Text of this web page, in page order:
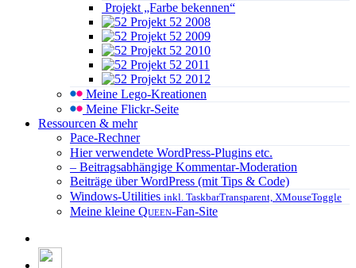
Projekt „Farbe bekennen“
Projekt 52 2008
Projekt 52 2009
Projekt 52 2010
Projekt 52 2011
Projekt 52 2012
Meine Lego-Kreationen
Meine Flickr-Seite
Ressourcen & mehr
Pace-Rechner
Hier verwendete WordPress-Plugins etc.
– Beitragsabhängige Kommentar-Moderation
Beiträge über WordPress (mit Tips & Code)
Windows-Utilities inkl. TaskbarTransparent, XMouseToggle
Meine kleine Queen-Fan-Site